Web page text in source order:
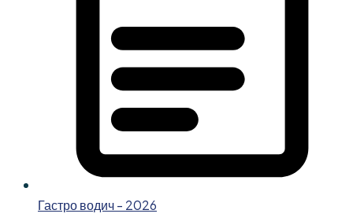
Гастро водич - 2026